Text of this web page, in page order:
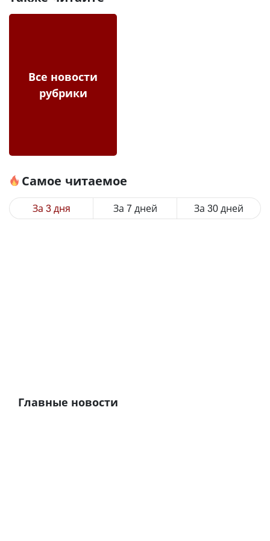
Все новости
рубрики
Самое читаемое
За 3 дня За 7 дней За 30 дней
Главные новости